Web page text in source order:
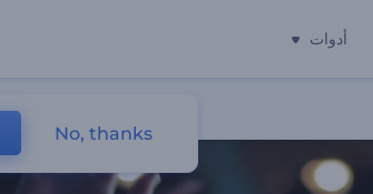
أدوات
No, thanks